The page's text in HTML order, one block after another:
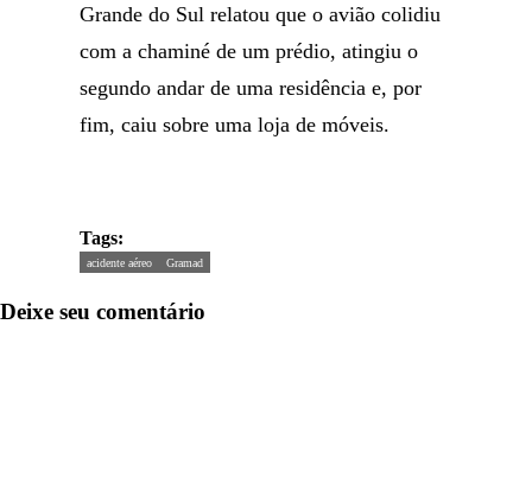
Grande do Sul relatou que o avião colidiu
com a chaminé de um prédio, atingiu o
segundo andar de uma residência e, por
fim, caiu sobre uma loja de móveis.
Tags:
acidente aéreo Gramad
Deixe seu comentário